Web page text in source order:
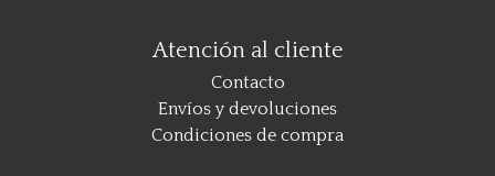
Atención al cliente
Contacto
Envíos y devoluciones
Condiciones de compra